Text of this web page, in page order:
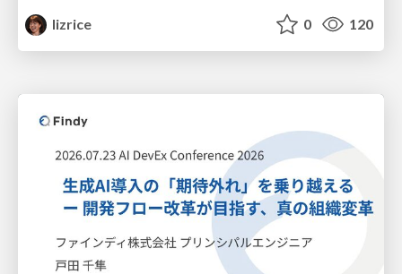
lizrice
0 120